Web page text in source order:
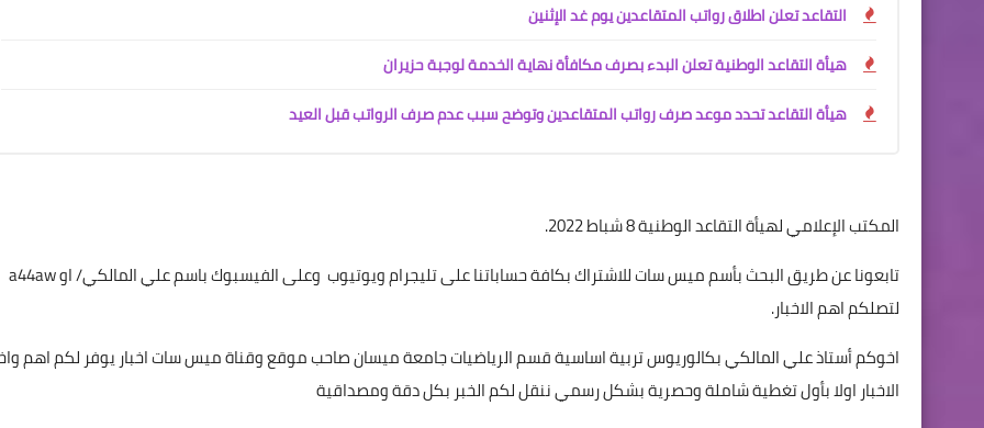
التقاعد تعلن اطلاق رواتب المتقاعدين يوم غد الإثنين
هيأة التقاعد الوطنية تعلن البدء بصرف مكافأة نهاية الخدمة لوجبة حزيران
هيأة التقاعد تحدد موعد صرف رواتب المتقاعدين وتوضح سبب عدم صرف الرواتب قبل العيد
المكتب الإعلامي لهيأة التقاعد الوطنية 8 شباط 2022.
لتصلكم اهم الاخبار.
اخوكم أستاذ علي المالكي بكالوريوس تربية اساسية قسم الرياضيات جامعة ميسان صاحب موقع وقناة ميس سات اخبار يوفر لكم اهم
الاخبار اولا بأول تغطية شاملة وحصرية بشكل رسمي ننقل لكم الخبر بكل دقة ومصداقية
علي المالكي